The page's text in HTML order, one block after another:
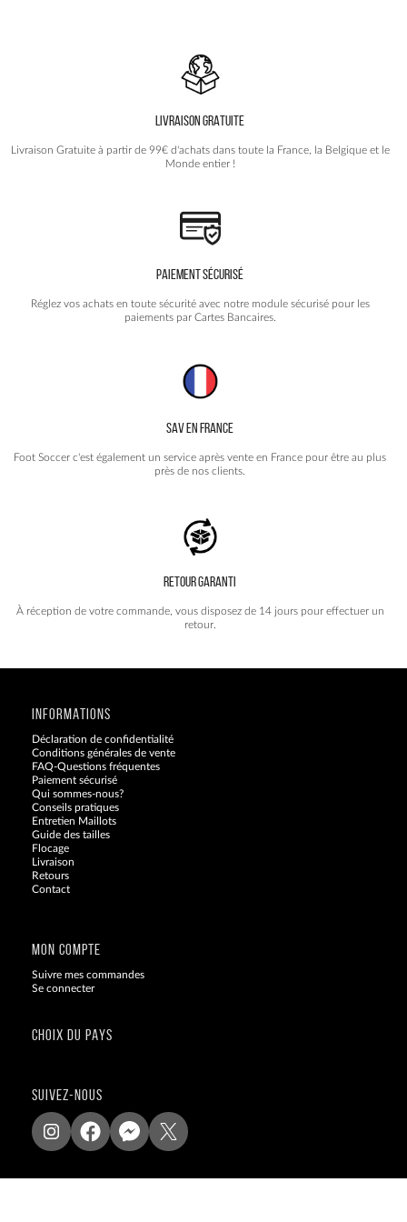
LIVRAISON GRATUITE
Livraison Gratuite à partir de 99€ d'achats dans toute la France, la Belgique et le
Monde entier !
PAIEMENT SÉCURISÉ
Réglez vos achats en toute sécurité avec notre module sécurisé pour les
paiements par Cartes Bancaires.
SAV EN FRANCE
Foot Soccer c'est également un service après vente en France pour être au plus
près de nos clients.
RETOUR GARANTI
À réception de votre commande, vous disposez de 14 jours pour effectuer un
retour.
INFORMATIONS
Déclaration de confidentialité
Conditions générales de vente
FAQ-Questions fréquentes
Paiement sécurisé
Qui sommes-nous?
Conseils pratiques
Entretien Maillots
Guide des tailles
Flocage
Livraison
Retours
Contact
MON COMPTE
Suivre mes commandes
Se connecter
CHOIX DU PAYS
SUIVEZ-NOUS